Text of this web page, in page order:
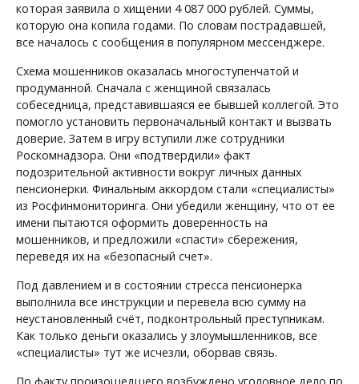
которая заявила о хищении 4 087 000 рублей. Суммы,
которую она копила годами. По словам пострадавшей,
все началось с сообщения в популярном мессенджере.
Схема мошенников оказалась многоступенчатой и
продуманной. Сначала с женщиной связалась
собеседница, представившаяся ее бывшей коллегой. Это
помогло установить первоначальный контакт и вызвать
доверие. Затем в игру вступили лже сотрудники
Роскомнадзора. Они «подтвердили» факт
подозрительной активности вокруг личных данных
пенсионерки. Финальным аккордом стали «специалисты»
из Росфинмониторинга. Они убедили женщину, что от ее
имени пытаются оформить доверенность на
мошенников, и предложили «спасти» сбережения,
переведя их на «безопасный счет».
Под давлением и в состоянии стресса пенсионерка
выполнила все инструкции и перевела всю сумму на
неустановленный счёт, подконтрольный преступникам.
Как только деньги оказались у злоумышленников, все
«специалисты» тут же исчезли, оборвав связь.